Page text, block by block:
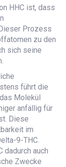
HHC ist, dass
Prozess
zu den
sich seine
führt die
Molekül
anfällig für
Diese
im
9-THC.
dadurch auch
Zwecke